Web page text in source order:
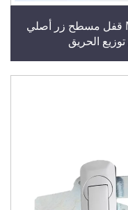
قفل خزانة كهربائية كهربائي MS503 قفل مسطح زر أصلي
الحريق